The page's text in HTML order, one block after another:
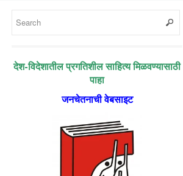
देश-विदेशातील प्रगतिशील साहित्य मिळवण्यासाठी
पाहा
जनचेतनाची वेबसाइट